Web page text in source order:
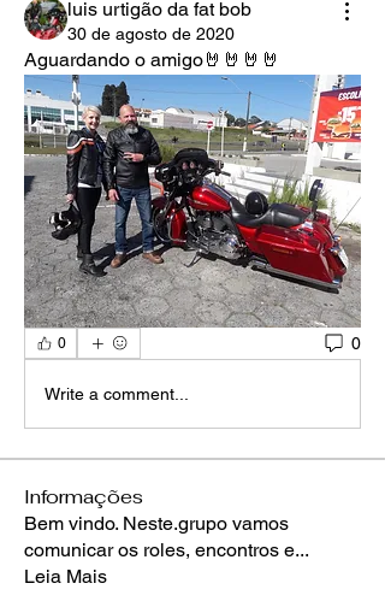
luis urtigão da fat bob
30 de agosto de 2020
Aguardando o amigo🤘🤘🤘🤘
0 0
Write a comment...
Informações
Bem vindo. Neste.grupo vamos
comunicar os roles, encontros e...
Leia Mais